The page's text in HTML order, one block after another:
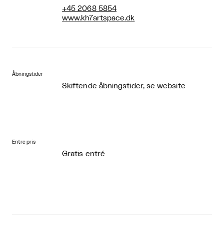
+45 2068 5854
www.kh7artspace.dk
Åbningstider
Skiftende åbningstider, se website
Entre pris
Gratis entré